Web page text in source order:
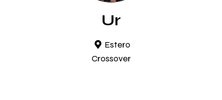
Ur
Estero
Crossover